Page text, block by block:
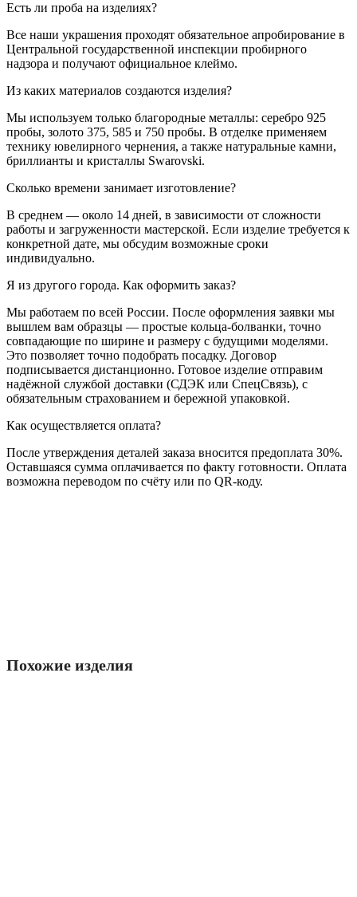
Есть ли проба на изделиях?
Все наши украшения проходят обязательное апробирование в
Центральной государственной инспекции пробирного
надзора и получают официальное клеймо.
Из каких материалов создаются изделия?
Мы используем только благородные металлы: серебро 925
пробы, золото 375, 585 и 750 пробы. В отделке применяем
технику ювелирного чернения, а также натуральные камни,
бриллианты и кристаллы Swarovski.
Сколько времени занимает изготовление?
В среднем — около 14 дней, в зависимости от сложности
работы и загруженности мастерской. Если изделие требуется к
конкретной дате, мы обсудим возможные сроки
индивидуально.
Я из другого города. Как оформить заказ?
Мы работаем по всей России. После оформления заявки мы
вышлем вам образцы — простые кольца-болванки, точно
совпадающие по ширине и размеру с будущими моделями.
Это позволяет точно подобрать посадку. Договор
подписывается дистанционно. Готовое изделие отправим
надёжной службой доставки (СДЭК или СпецСвязь), с
обязательным страхованием и бережной упаковкой.
Как осуществляется оплата?
После утверждения деталей заказа вносится предоплата 30%.
Оставшаяся сумма оплачивается по факту готовности. Оплата
возможна переводом по счёту или по QR-коду.
Похожие изделия